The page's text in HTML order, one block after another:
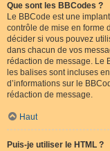
Que sont les BBCodes ?
Le BBCode est une
contrôle de mise en forme
décider si vous pouvez
dans chacun de vos
rédaction de message. Le
les balises sont incluses
d’informations sur le
rédaction de message.
Haut
Puis-je utiliser le HTML ?